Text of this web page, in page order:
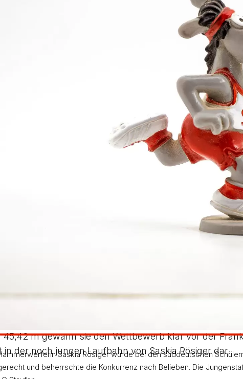
Saskia Rösiger wurde bei den süddeutschen
und beherrschte die Konkurrenz nach Belieben. Die
Sekunden, Sven Zellner wurde in 12,06 Sekunden
Ähnlich lief es für die beiden über 80 m Hürden.
Sekunden, Zellner stellte mit 11,16 Sekunden seine
in 11,83 Sekunden wenigstens noch das Ziel
die 4 x 100-m-Schülerstaffel der LG Staufen.
Bei den württembergischen Meisterschaften
der Gesamtwertung die Silbermedaille hinter der
Konkurrenz sah sich der württembergische
unter seiner Bestleistung blieb, reichte diese Höhe
Lea Effert außerhalb der Wertung (weil ein Jahr
Krawtschuk (Rang 31) mit 45,05 Sekunden noch
das Finale. Mit Knieproblemen hat die Bettringerin
über 4 x 100 m trat als württembergischer Meister in
50,43 Sekunden nur um eine
Maike Wolf mit ihren 27,97 m nicht ganz
m gewann sie den Wettbewerb klar vor der
der noch jungen Laufbahn von Saskia Rösiger dar.